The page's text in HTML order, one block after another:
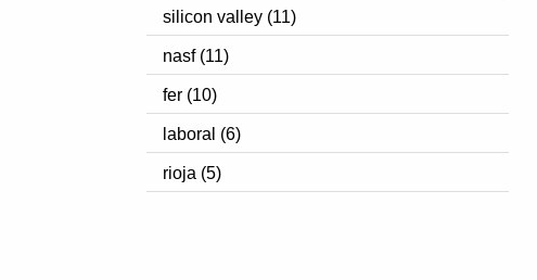
silicon valley (11)
nasf (11)
fer (10)
laboral (6)
rioja (5)